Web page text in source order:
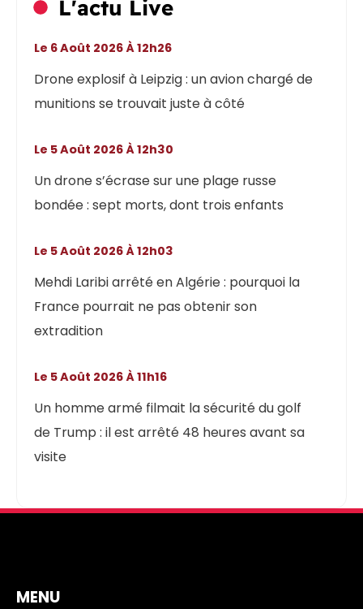
L'actu Live
Drone explosif à Leipzig : un avion chargé de
munitions se trouvait juste à côté
Le 6 Août 2026 À 12h26
Un drone s’écrase sur une plage russe
bondée : sept morts, dont trois enfants
Le 5 Août 2026 À 12h30
Mehdi Laribi arrêté en Algérie : pourquoi la
France pourrait ne pas obtenir son
extradition
Le 5 Août 2026 À 12h03
Un homme armé filmait la sécurité du golf
de Trump : il est arrêté 48 heures avant sa
visite
Le 5 Août 2026 À 11h16
MENU